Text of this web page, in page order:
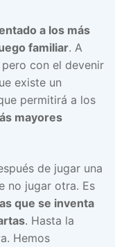
a los más
familiar. A
con el devenir
existe un
permitirá a los
mayores
de jugar una
no jugar otra. Es
que se inventa
. Hasta la
Hemos